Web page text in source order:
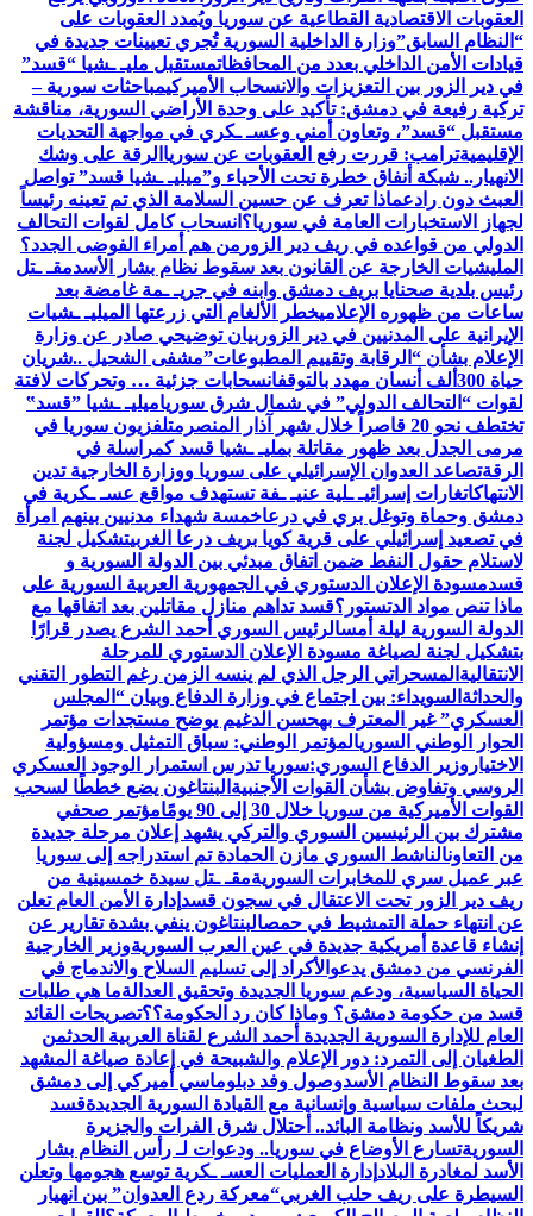
العقوبات الاقتصادية القطاعية عن سوريا ويُمدد العقوبات على
“النظام السابق”وزارة الداخلية السورية تُجري تعيينات جديدة في
قيادات الأمن الداخلي بعدد من المحافظاتمستقبل مليـ ـشيا “قسد”
في دير الزور بين التعزيزات والانسحاب الأميركيمباحثات سورية –
تركية رفيعة في دمشق: تأكيد على وحدة الأراضي السورية، مناقشة
مستقبل “قسد”، وتعاون أمني وعسـ ـكري في مواجهة التحديات
الإقليميةترامب: قررت رفع العقوبات عن سوريا الرقة على وشك
الانهيار.. شبكة أنفاق خطرة تحت الأحياء و”ميليـ ـشيا قسد” تواصل
العبث دون رادعماذا تعرف عن حسين السلامة الذي تم تعينه رئيساً
لجهاز الاستخبارات العامة في سوريا؟ انسحاب كامل لقوات التحالف
الدولي من قواعده في ريف دير الزور من هم أمراء الفوضى الجدد؟
المليشيات الخارجة عن القانون بعد سقوط نظام بشار الأسدمقـ ـتل
رئيس بلدية صحنايا بريف دمشق وابنه في جريـ ـمة غامضة بعد
ساعات من ظهوره الإعلاميخطر الألغام التي زرعتها الميليـ ـشيات
الإيرانية على المدنيين في دير الزور بيان توضيحي صادر عن وزارة
الإعلام بشأن “الرقابة وتقييم المطبوعات”مشفى الشحيل ..شريان
حياة 300ألف أنسان مهدد بالتوقف
انسحابات جزئية … وتحركات لافتة
لقوات “التحالف الدولي” في شمال شرق سورياميليـ ـشيا ”قسد‟
تختطف نحو 20 قاصراً خلال شهر آذار المنصرم
تلفزيون سوريا في
مرمى الجدل بعد ظهور مقاتلة بمليـ ـشيا قسد كمراسلة في
الرقةتصاعد العدوان الإسرائيلي على سوريا ووزارة الخارجية تدين
الانتهاكاتغارات إسرائيـ ـلية عنيـ ـفة تستهدف مواقع عسـ ـكرية في
دمشق وحماة وتوغل بري في درعاخمسة شهداء مدنيين بينهم امرأة
في تصعيد إسرائيلي على قرية كويا بريف درعا الغربيتشكيل لجنة
لاستلام حقول النفط ضمن اتفاق مبدئي بين الدولة السورية و
قسدمسودة الإعلان الدستوري في الجمهورية العربية السورية على
ماذا تنص مواد الدتستور؟قسد تداهم منازل مقاتلين بعد اتفاقها مع
الدولة السورية ليلة أمسالرئيس السوري أحمد الشرع يصدر قرارًا
بتشكيل لجنة لصياغة مسودة الإعلان الدستوري للمرحلة
الانتقالية المسحراتي الرجل الذي لم ينسه الزمن رغم التطور التقني
والحداثة السويداء: بين اجتماع في وزارة الدفاع وبيان “المجلس
العسكري” غير المعترف بهحسن الدغيم يوضح مستجدات مؤتمر
الحوار الوطني السوريالمؤتمر الوطني: سباق التمثيل ومسؤولية
الاختيار وزير الدفاع السوري:سوريا تدرس استمرار الوجود العسكري
الروسي وتفاوض بشأن القوات الأجنبية البنتاغون يضع خططًا لسحب
القوات الأميركية من سوريا خلال 30 إلى 90 يومًا
مؤتمر صحفي
مشترك بين الرئيسين السوري والتركي يشهد إعلان مرحلة جديدة
من التعاونالناشط السوري مازن الحمادة تم استدراجه إلى سوريا
عبر عميل سري للمخابرات السوريةمقـ ـتل سيدة خمسينية من
ريف دير الزور تحت الاعتقال في سجون قسد إدارة الأمن العام تعلن
عن انتهاء حملة التمشيط في حمصالبنتاغون ينفي بشدة تقارير عن
إنشاء قاعدة أمريكية جديدة في عين العرب السوريةوزير الخارجية
الفرنسي من دمشق يدعوالأكراد إلى تسليم السلاح والاندماج في
الحياة السياسية، ودعم سوريا الجديدة وتحقيق العدالةما هي طلبات
قسد من حكومة دمشق؟ وماذا كان رد الحكومة؟؟تصريحات القائد
العام للإدارة السورية الجديدة أحمد الشرع لقناة العربية الحدثمن
الطغيان إلى التمرد: دور الإعلام والشبيحة في إعادة صياغة المشهد
بعد سقوط النظام الأسدوصول وفد دبلوماسي أميركي إلى دمشق
لبحث ملفات سياسية وإنسانية مع القيادة السورية الجديدةقسد
شريكاً للأسد ونظامة البائد.. أحتلال شرق الفرات والجزيرة
السوريةتسارع الأوضاع في سوريا.. ودعوات لـ رأس النظام بشار
الأسد لمغادرة البلاد إدارة العمليات العسـ ـكرية توسع هجومها وتعلن
السيطرة على ريف حلب الغربي“معركة ردع العدوان” بين انهيار